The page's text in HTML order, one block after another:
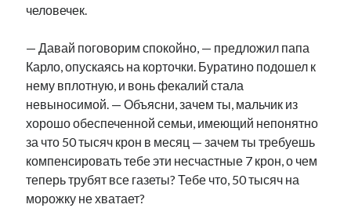
человечек.
— Давай поговорим спокойно, — предложил папа
Карло, опускаясь на корточки. Буратино подошел к
нему вплотную, и вонь фекалий стала
невыносимой. — Объясни, зачем ты, мальчик из
хорошо обеспеченной семьи, имеющий непонятно
за что 50 тысяч крон в месяц — зачем ты требуешь
компенсировать тебе эти несчастные 7 крон, о чем
теперь трубят все газеты? Тебе что, 50 тысяч на
морожку не хватает?